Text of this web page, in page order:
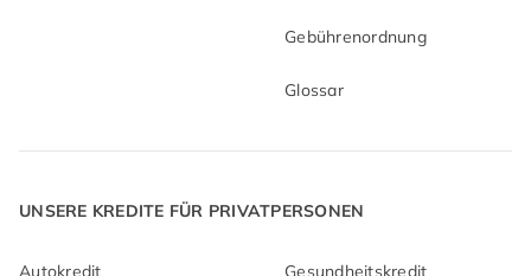
Gebührenordnung
Glossar
UNSERE KREDITE FÜR PRIVATPERSONEN
Autokredit Gesundheitskredit